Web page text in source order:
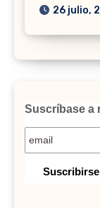
26 julio,
Suscríbase a